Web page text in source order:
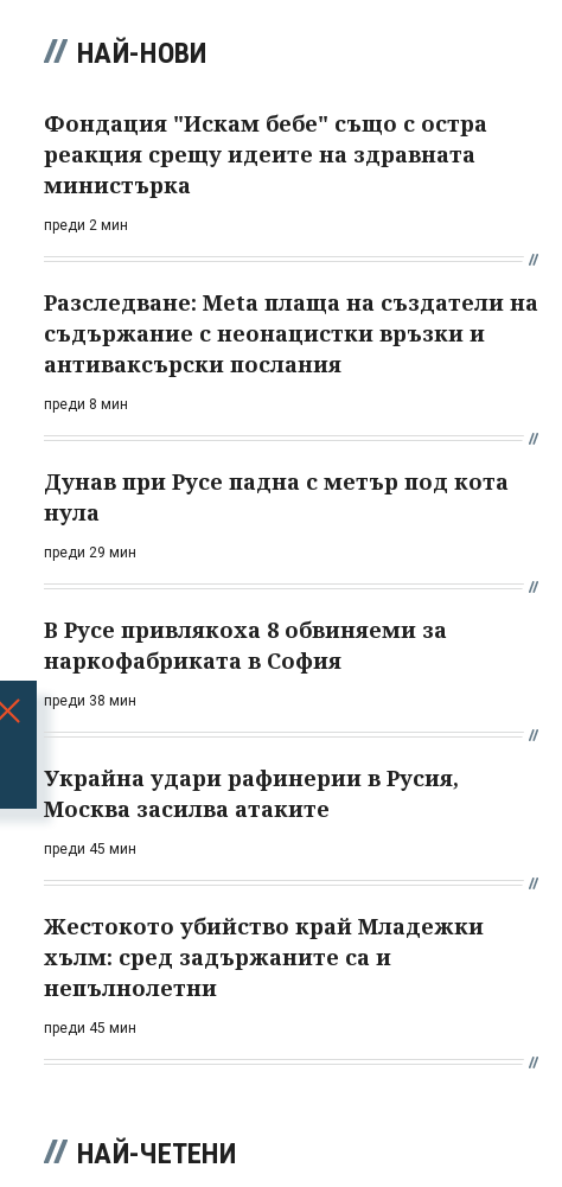
НАЙ-НОВИ
Фондация "Искам бебе" също с остра
реакция срещу идеите на здравната
министърка
преди 2 мин
Разследване: Meta плаща на създатели на
съдържание с неонацистки връзки и
антиваксърски послания
преди 8 мин
Дунав при Русе падна с метър под кота
нула
преди 29 мин
В Русе привлякоха 8 обвиняеми за
наркофабриката в София
преди 38 мин
Украйна удари рафинерии в Русия,
Москва засилва атаките
преди 45 мин
Жестокото убийство край Младежки
хълм: сред задържаните са и
непълнолетни
преди 45 мин
НАЙ-ЧЕТЕНИ